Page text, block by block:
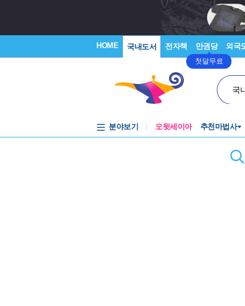
HOME 국내도서 전자책 만권당
첫달무료
외국
국
분야보기 오뒷세이아 추천마법사